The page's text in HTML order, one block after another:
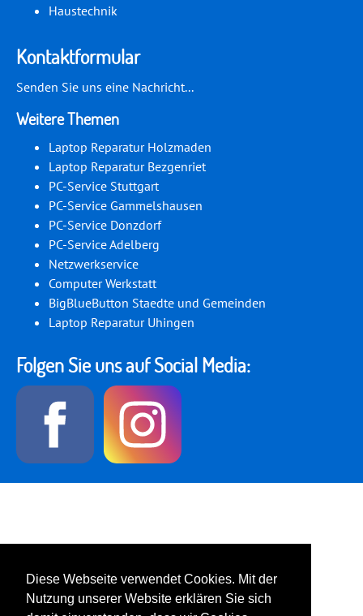
Diese Webseite verwendet Cookies. Mit der
Nutzung unserer Website erklären Sie sich
Haustechnik
Kontaktformular
Senden Sie uns eine Nachricht...
Weitere Themen
Laptop Reparatur Holzmaden
Laptop Reparatur Bezgenriet
PC-Service Stuttgart
PC-Service Gammelshausen
PC-Service Donzdorf
PC-Service Adelberg
Netzwerkservice
Computer Werkstatt
BigBlueButton Staedte und Gemeinden
Laptop Reparatur Uhingen
Folgen Sie uns auf Social Media: